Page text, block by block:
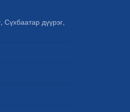
Сүхбаатар дүүрэг,